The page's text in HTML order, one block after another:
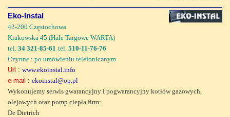
Eko-Instal
42-200 Częstochowa
Krakowska 45 (Hale Targowe WARTA)
tel. 34 321-85-61 tel. 510-11-76-76
Czynne : po umówieniu telefonicznym
Url : www.ekoinstal.info
e-mail : ekoinstal@op.pl
Wykonujemy serwis gwarancyjny i pogwarancyjny kotłów gazowych,
olejowych oraz pomp ciepła firm:
De Dietrich